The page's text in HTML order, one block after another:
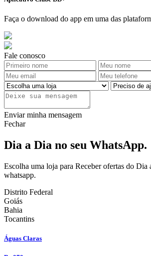
Faça o download do app em uma das
Fale conosco
Enviar minha mensagem
Fechar
Dia a Dia no seu WhatsApp.
Escolha uma loja para Receber ofertas do Dia
whatsapp.
Distrito Federal
Goiás
Bahia
Tocantins
Águas Claras